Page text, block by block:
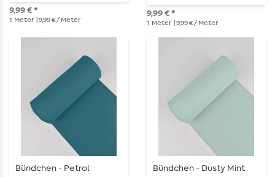
9,99 € *
1 Meter | 9,99 € / Meter
9,99 € *
1 Meter | 9,99 € / Meter
Bündchen - Petrol Bündchen - Dusty Mint